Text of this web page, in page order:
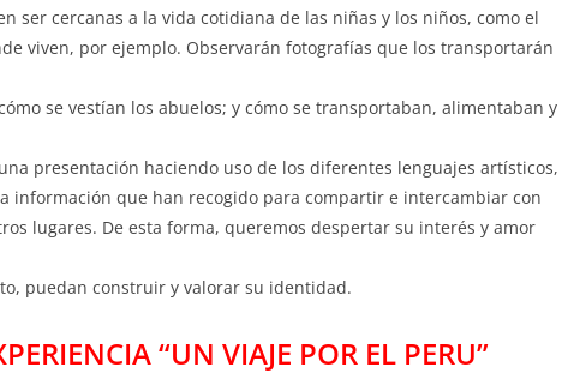
ser cercanas a la vida cotidiana de las niñas y los niños, como el
viven, por ejemplo. Observarán fotografías que los transportarán
se vestían los abuelos; y cómo se transportaban, alimentaban y
presentación haciendo uso de los diferentes lenguajes artísticos,
información que han recogido para compartir e intercambiar con
lugares. De esta forma, queremos despertar su interés y amor
puedan construir y valorar su identidad.
“UN VIAJE POR EL PERU”